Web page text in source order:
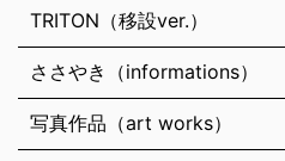
TRITON（移設ver.）
ささやき（informations）
写真作品（art works）